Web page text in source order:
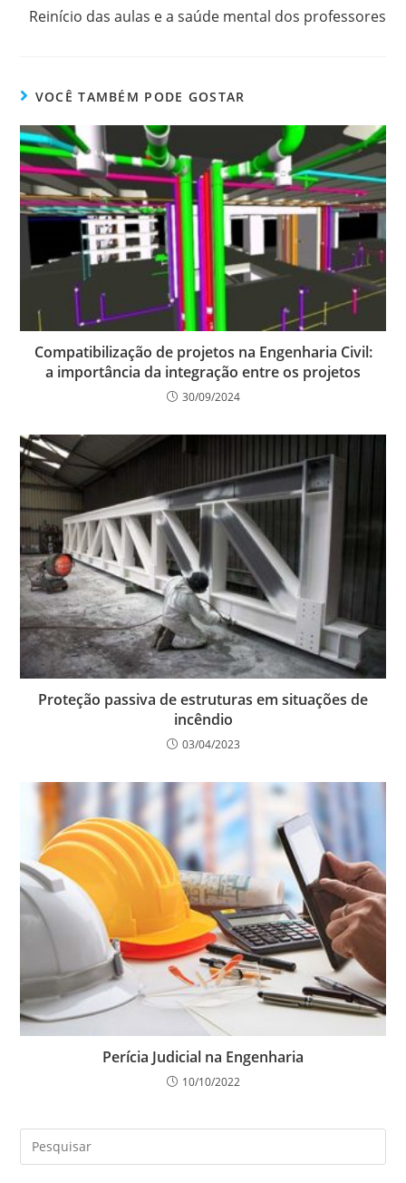
Reinício das aulas e a saúde mental dos professores
VOCÊ TAMBÉM PODE GOSTAR
Compatibilização de projetos na Engenharia Civil:
a importância da integração entre os projetos
30/09/2024
Proteção passiva de estruturas em situações de
incêndio
03/04/2023
Perícia Judicial na Engenharia
10/10/2022